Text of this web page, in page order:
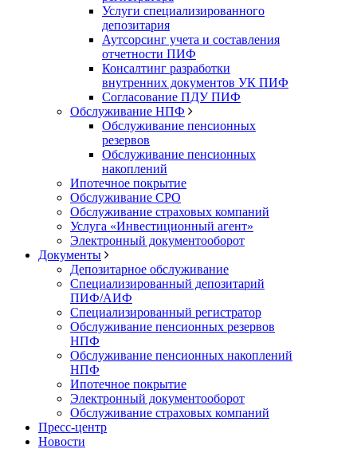
Услуги специализированного
депозитария
Аутсорсинг учета и составления
отчетности ПИФ
Консалтинг разработки
внутренних документов УК ПИФ
Согласование ПДУ ПИФ
Обслуживание НПФ
Обслуживание пенсионных
резервов
Обслуживание пенсионных
накоплений
Ипотечное покрытие
Обслуживание СРО
Обслуживание страховых компаний
Услуга «Инвестиционный агент»
Электронный документооборот
Документы
Депозитарное обслуживание
Специализированный депозитарий
ПИФ/АИФ
Специализированный регистратор
Обслуживание пенсионных резервов
НПФ
Обслуживание пенсионных накоплений
НПФ
Ипотечное покрытие
Электронный документооборот
Обслуживание страховых компаний
Пресс-центр
Новости